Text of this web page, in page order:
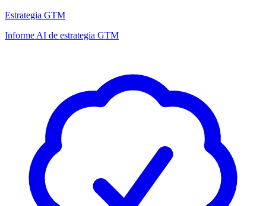
Estrategia GTM
Informe AI de estrategia GTM